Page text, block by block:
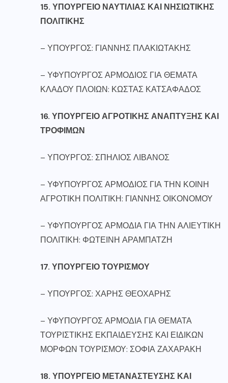
15. ΥΠΟΥΡΓΕΙΟ ΝΑΥΤΙΛΙΑΣ ΚΑΙ ΝΗΣΙΩΤΙΚΗΣ
ΠΟΛΙΤΙΚΗΣ
– ΥΠΟΥΡΓΟΣ: ΓΙΑΝΝΗΣ ΠΛΑΚΙΩΤΑΚΗΣ
– ΥΦΥΠΟΥΡΓΟΣ ΑΡΜΟΔΙΟΣ ΓΙΑ ΘΕΜΑΤΑ
ΚΛΑΔΟΥ ΠΛΟΙΩΝ: ΚΩΣΤΑΣ ΚΑΤΣΑΦΑΔΟΣ
16. ΥΠΟΥΡΓΕΙΟ ΑΓΡΟΤΙΚΗΣ ΑΝΑΠΤΥΞΗΣ ΚΑΙ
ΤΡΟΦΙΜΩΝ
– ΥΠΟΥΡΓΟΣ: ΣΠΗΛΙΟΣ ΛΙΒΑΝΟΣ
– ΥΦΥΠΟΥΡΓΟΣ ΑΡΜΟΔΙΟΣ ΓΙΑ ΤΗΝ ΚΟΙΝΗ
ΑΓΡΟΤΙΚΗ ΠΟΛΙΤΙΚΗ: ΓΙΑΝΝΗΣ ΟΙΚΟΝΟΜΟΥ
– ΥΦΥΠΟΥΡΓΟΣ ΑΡΜΟΔΙΑ ΓΙΑ ΤΗΝ ΑΛΙΕΥΤΙΚΗ
ΠΟΛΙΤΙΚΗ: ΦΩΤΕΙΝΗ ΑΡΑΜΠΑΤΖΗ
17. ΥΠΟΥΡΓΕΙΟ ΤΟΥΡΙΣΜΟΥ
– ΥΠΟΥΡΓΟΣ: ΧΑΡΗΣ ΘΕΟΧΑΡΗΣ
– ΥΦΥΠΟΥΡΓΟΣ ΑΡΜΟΔΙΑ ΓΙΑ ΘΕΜΑΤΑ
ΤΟΥΡΙΣΤΙΚΗΣ ΕΚΠΑΙΔΕΥΣΗΣ ΚΑΙ ΕΙΔΙΚΩΝ
ΜΟΡΦΩΝ ΤΟΥΡΙΣΜΟΥ: ΣΟΦΙΑ ΖΑΧΑΡΑΚΗ
18. ΥΠΟΥΡΓΕΙΟ ΜΕΤΑΝΑΣΤΕΥΣΗΣ ΚΑΙ